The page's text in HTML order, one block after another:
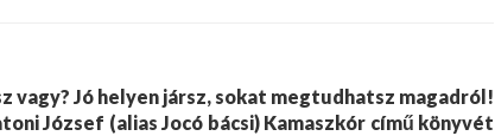
vagy? Jó helyen jársz, sokat megtudhatsz magadról!
József (alias Jocó bácsi) Kamaszkór című könyvét